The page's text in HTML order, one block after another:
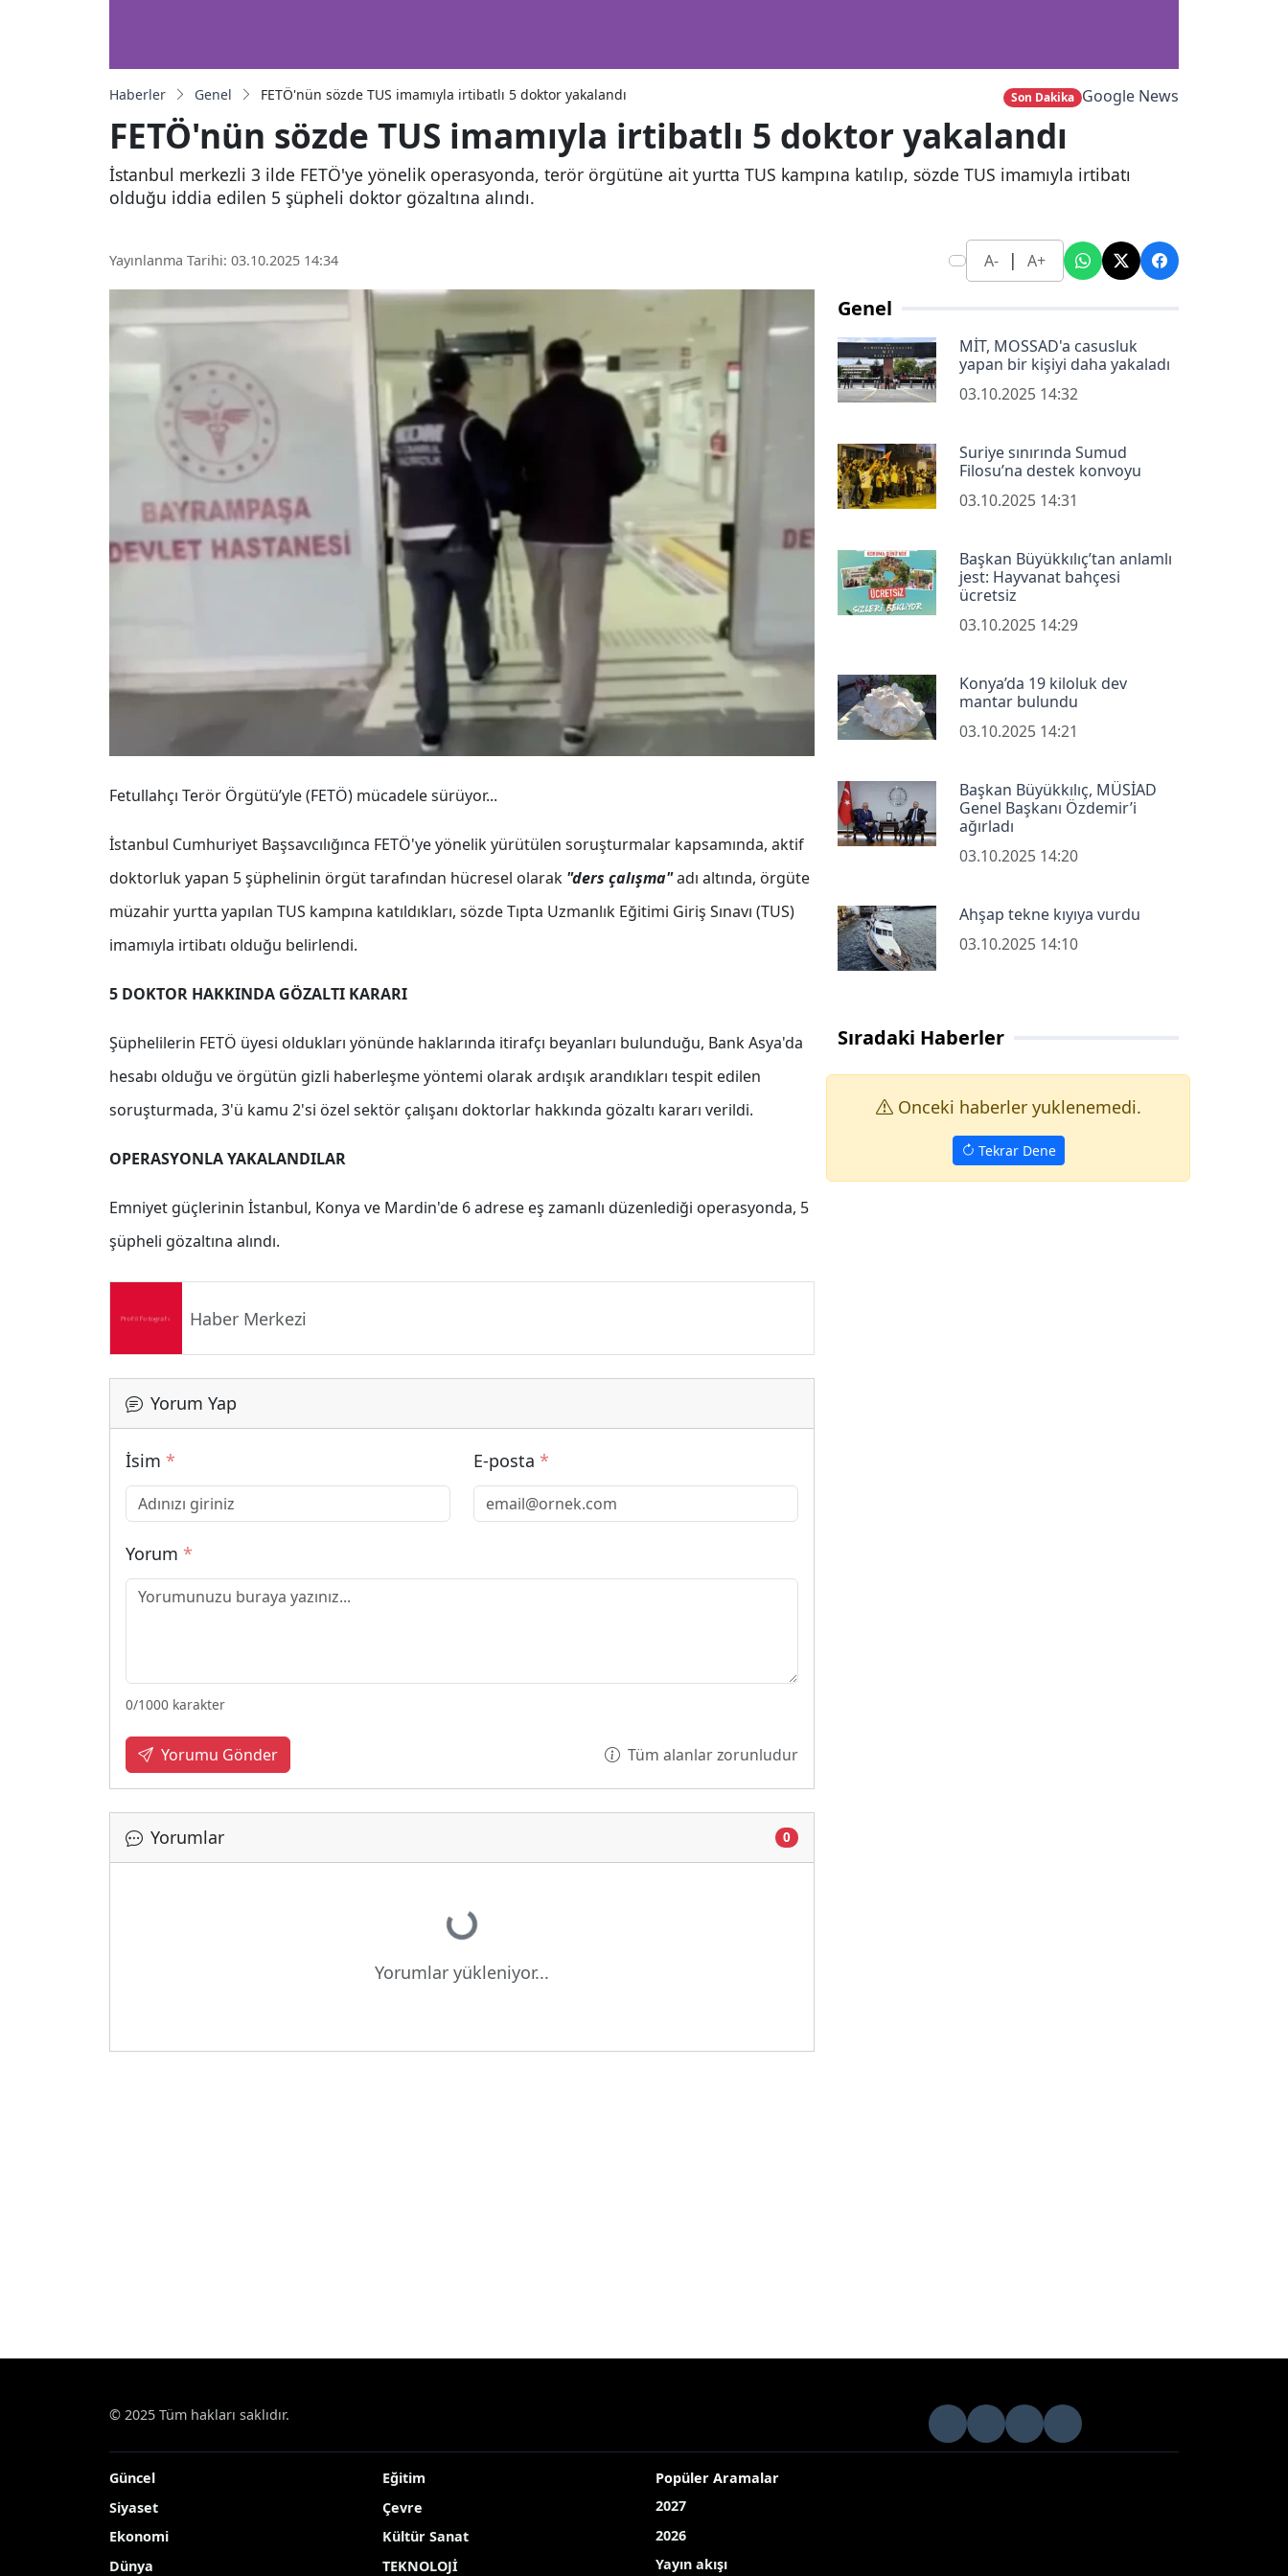
Haberler Genel FETÖ'nün sözde TUS imamıyla irtibatlı 5 doktor yakalandı Son Dakika Google News
FETÖ'nün sözde TUS imamıyla irtibatlı 5 doktor yakalandı
İstanbul merkezli 3 ilde FETÖ'ye yönelik operasyonda, terör örgütüne ait yurtta TUS kampına katılıp, sözde TUS imamıyla irtibatı
olduğu iddia edilen 5 şüpheli doktor gözaltına alındı.
Yayınlanma Tarihi: 03.10.2025 14:34 A- | A+
Fetullahçı Terör Örgütü’yle (FETÖ) mücadele sürüyor...
İstanbul Cumhuriyet Başsavcılığınca FETÖ'ye yönelik yürütülen soruşturmalar kapsamında, aktif
doktorluk yapan 5 şüphelinin örgüt tarafından hücresel olarak "ders çalışma"adı altında, örgüte
müzahir yurtta yapılan TUS kampına katıldıkları, sözde Tıpta Uzmanlık Eğitimi Giriş Sınavı (TUS)
imamıyla irtibatı olduğu belirlendi.
5 DOKTOR HAKKINDA GÖZALTI KARARI
Şüphelilerin FETÖ üyesi oldukları yönünde haklarında itirafçı beyanları bulunduğu, Bank Asya'da
hesabı olduğu ve örgütün gizli haberleşme yöntemi olarak ardışık arandıkları tespit edilen
soruşturmada, 3'ü kamu 2'si özel sektör çalışanı doktorlar hakkında gözaltı kararı verildi.
OPERASYONLA YAKALANDILAR
Emniyet güçlerinin İstanbul, Konya ve Mardin'de 6 adrese eş zamanlı düzenlediği operasyonda, 5
şüpheli gözaltına alındı.
Haber Merkezi
Yorum Yap
İsim * E-posta *
Yorum *
0/1000 karakter
Yorumu Gönder Tüm alanlar zorunludur
Yorumlar 0
Yükleniyor...
Yorumlar yükleniyor...
Genel
MİT, MOSSAD'a casusluk
yapan bir kişiyi daha yakaladı
03.10.2025 14:32
Suriye sınırında Sumud
Filosu’na destek konvoyu
03.10.2025 14:31
Başkan Büyükkılıç’tan anlamlı
jest: Hayvanat bahçesi
ücretsiz
03.10.2025 14:29
Konya’da 19 kiloluk dev
mantar bulundu
03.10.2025 14:21
Başkan Büyükkılıç, MÜSİAD
Genel Başkanı Özdemir’i
ağırladı
03.10.2025 14:20
Ahşap tekne kıyıya vurdu
03.10.2025 14:10
Sıradaki Haberler
Onceki haberler yuklenemedi.
Tekrar Dene
© 2025 Tüm hakları saklıdır.
Güncel
Siyaset
Ekonomi
Dünya
Eğitim
Çevre
Kültür Sanat
TEKNOLOJİ
Popüler Aramalar
2027
2026
Yayın akışı